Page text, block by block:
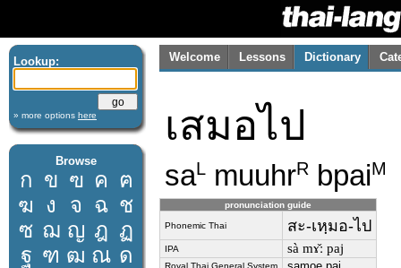
Lookup:
» more options here
Browse
ก ข ฃ ค ฅ
ฆ ง จ ฉ ช
ซ ฌ ญ ฎ ฏ
ฐ ฑ ฒ ณ ด
Welcome Lessons Dictionary
เสมอไป
saL muuhrR bpaiM
pronunciation guide
Phonemic Thai สะ-เหฺมอ-ไป
IPA sà mɤ̌ː paj
Royal Thai General System